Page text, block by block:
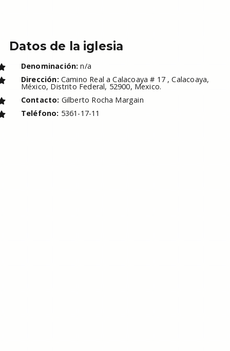
Datos de la iglesia
Denominación: n/a
Dirección: Camino Real a Calacoaya # 17 , Calacoaya,
México, Distrito Federal, 52900, Mexico.
Contacto: Gilberto Rocha Margain
Teléfono: 5361-17-11